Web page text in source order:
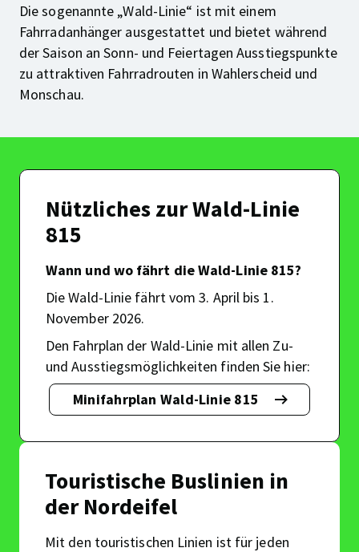
Die sogenannte „Wald-Linie“ ist mit einem
Fahrradanhänger ausgestattet und bietet während
der Saison an Sonn- und Feiertagen Ausstiegspunkte
zu attraktiven Fahrradrouten in Wahlerscheid und
Monschau.
Nützliches zur Wald-Linie
815
Wann und wo fährt die Wald-Linie 815?
Die Wald-Linie fährt vom 3. April bis 1.
November 2026.
Den Fahrplan der Wald-Linie mit allen Zu-
und Ausstiegsmöglichkeiten finden Sie hier:
Minifahrplan Wald-Linie 815
Nützliches
zur
Wald-
815
Touristische Buslinien in
der Nordeifel
Mit den touristischen Linien ist für jeden